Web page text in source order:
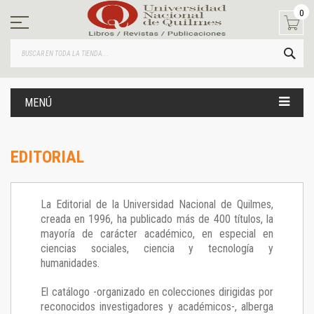
contenido
0
MENÚ
EDITORIAL
La Editorial de la Universidad Nacional de Quilmes,
creada en 1996, ha publicado más de 400 títulos, la
mayoría de carácter académico, en especial en
ciencias sociales, ciencia y tecnología y
humanidades.
El catálogo -organizado en colecciones dirigidas por
reconocidos investigadores y académicos-, alberga